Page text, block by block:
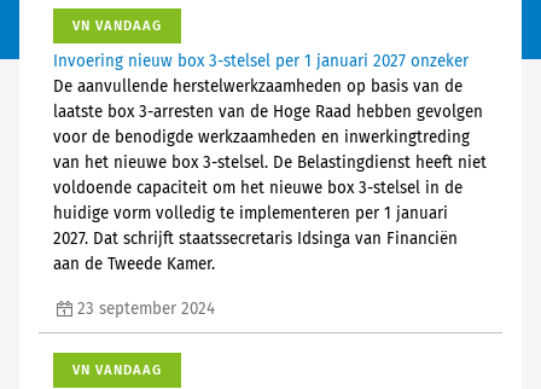
VN VANDAAG
Invoering nieuw box 3-stelsel per 1 januari 2027 onzeker
De aanvullende herstelwerkzaamheden op basis van de
laatste box 3-arresten van de Hoge Raad hebben gevolgen
voor de benodigde werkzaamheden en inwerkingtreding
van het nieuwe box 3-stelsel. De Belastingdienst heeft niet
voldoende capaciteit om het nieuwe box 3-stelsel in de
huidige vorm volledig te implementeren per 1 januari
2027. Dat schrijft staatssecretaris Idsinga van Financiën
aan de Tweede Kamer.
23 september 2024
VN VANDAAG